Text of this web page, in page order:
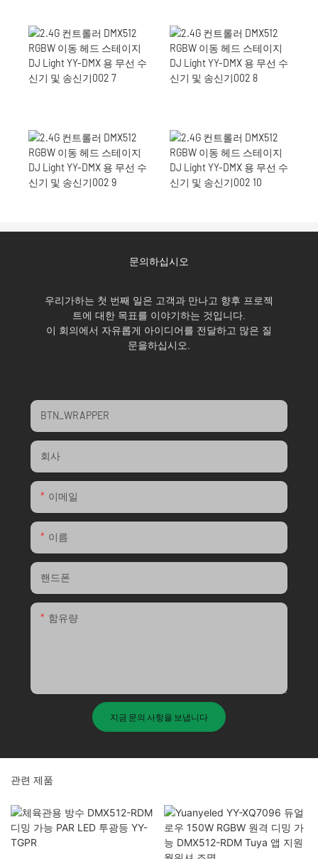
문의하십시오
우리가하는 첫 번째 일은 고객과 만나고 향후 프로젝
트에 대한 목표를 이야기하는 것입니다.
이 회의에서 자유롭게 아이디어를 전달하고 많은 질
문을하십시오.
BTN_WRAPPER
회사
이메일
이름
핸드폰
함유량
지금 문의 사항을 보냅니다
관련 제품